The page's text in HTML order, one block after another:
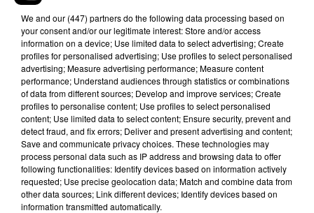
Hip-Hop News
7 août 2026
Brent Faiyaz a le cœur brisé dans son
nouveau clip
7 août 2026
Rihanna de retour en studio ? A$AP
Rocky relance l'espoir des fans
We and our (447) partnersdo the following data processing based on
your consent and/or our legitimate interest: Store and/or access
information on a device; Use limited data to select advertising; Create
profiles for personalised advertising; Use profiles to select personalised
advertising; Measure advertising performance; Measure content
performance; Understand audiences through statistics or combinations
of data from different sources; Develop and improve services; Create
profiles to personalise content; Use profiles to select personalised
content; Use limited data to select content; Ensure security, prevent and
detect fraud, and fix errors; Deliver and present advertising and content;
Save and communicate privacy choices. These technologies may
process personal data such as IP address and browsing data to offer
following functionalities: Identify devices based on information actively
requested; Use precise geolocation data; Match and combine data from
other data sources; Link different devices; Identify devices based on
information transmitted automatically.